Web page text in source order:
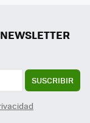
SUSCRIBIR